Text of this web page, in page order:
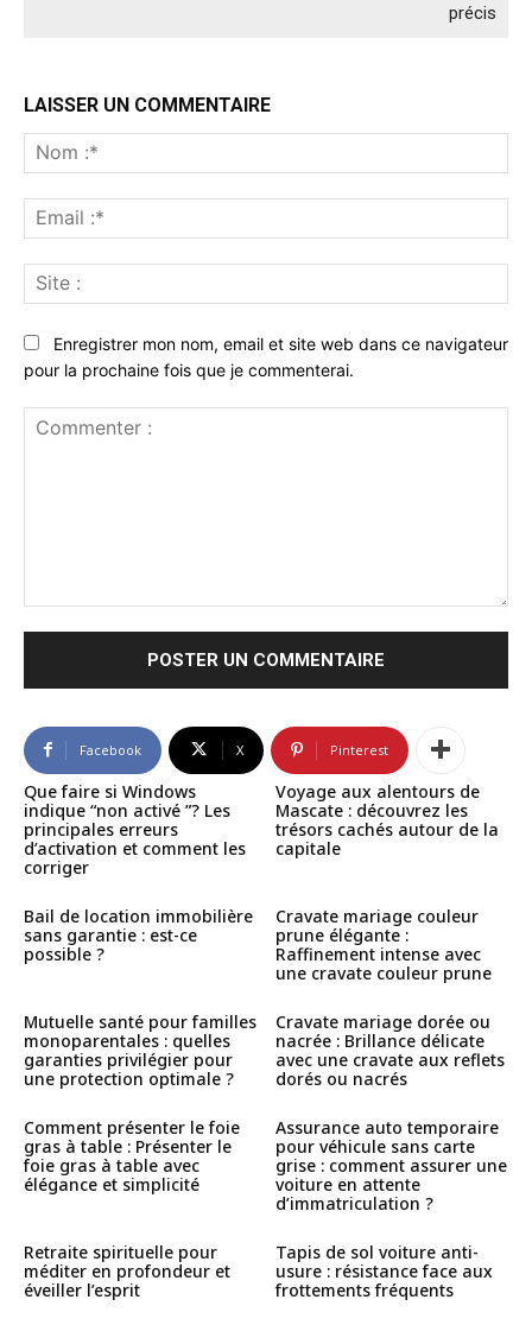
précis
LAISSER UN COMMENTAIRE
:*
:*
:
Enregistrer mon nom, email et site web dans ce navigateur
pour la prochaine fois que je commenterai.
Facebook X Pinterest
Que faire si Windows
indique “non activé ”? Les
principales erreurs
d’activation et comment les
corriger
Voyage aux alentours de
Mascate : découvrez les
trésors cachés autour de la
capitale
Bail de location immobilière
sans garantie : est-ce
possible ?
Cravate mariage couleur
prune élégante :
Raffinement intense avec
une cravate couleur prune
Mutuelle santé pour familles
monoparentales : quelles
garanties privilégier pour
une protection optimale ?
Cravate mariage dorée ou
nacrée : Brillance délicate
avec une cravate aux reflets
dorés ou nacrés
Comment présenter le foie
gras à table : Présenter le
foie gras à table avec
élégance et simplicité
Assurance auto temporaire
pour véhicule sans carte
grise : comment assurer une
voiture en attente
d’immatriculation ?
Retraite spirituelle pour
méditer en profondeur et
éveiller l’esprit
Tapis de sol voiture anti-
usure : résistance face aux
frottements fréquents